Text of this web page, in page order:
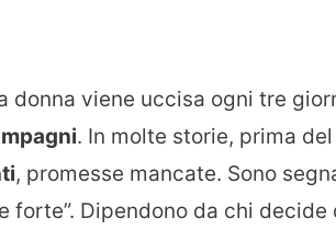
donna viene uccisa ogni tre
. In molte storie, prima del
, promesse mancate. Sono
forte”. Dipendono da chi decide